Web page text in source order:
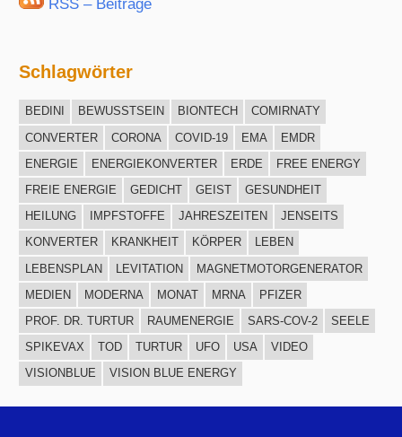
RSS – Beiträge
Schlagwörter
BEDINI BEWUSSTSEIN BIONTECH
COMIRNATY
CONVERTER
CORONA COVID-19 EMA
EMDR
ENERGIE
ENERGIEKONVERTER ERDE
FREE ENERGY
FREIE ENERGIE
GEDICHT GEIST
GESUNDHEIT
HEILUNG
IMPFSTOFFE JAHRESZEITEN
JENSEITS
KONVERTER
KRANKHEIT KÖRPER
LEBEN
LEBENSPLAN
LEVITATION
MAGNETMOTORGENERATOR
MEDIEN
MODERNA MONAT MRNA
PFIZER
PROF. DR. TURTUR
RAUMENERGIE SARS-COV-2
SEELE
SPIKEVAX
TOD TURTUR UFO USA
VIDEO
VISIONBLUE
VISION BLUE ENERGY